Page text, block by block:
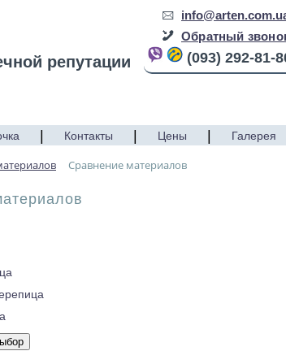
репутации
Обратный
(093) 292-81-
Контакты Цены Галерея
Сравнение материалов